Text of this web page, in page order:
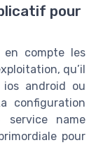
pour
en compte les
qu’il
ios android ou
configuration
service name
pour